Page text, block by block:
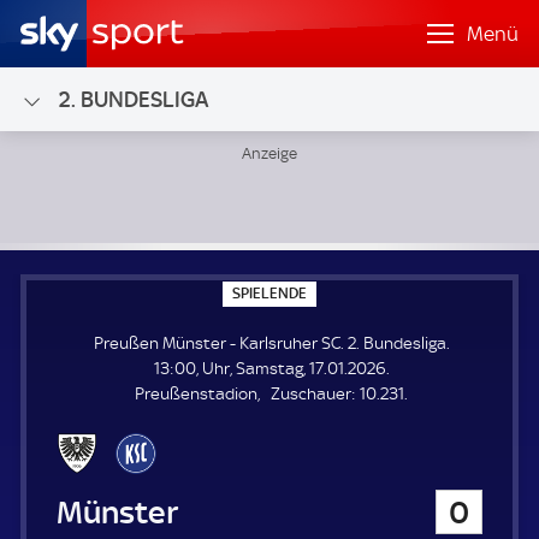
Menü
2. BUNDESLIGA
SPIELENDE
P
E
L
E
N
Preußen Münster - Karlsruher SC. 2. Bundesliga.
13:00, Uhr, Samstag, 17.01.2026.
Preußenstadion
Zuschauer: Z
10.231.
Preußen Münster 0